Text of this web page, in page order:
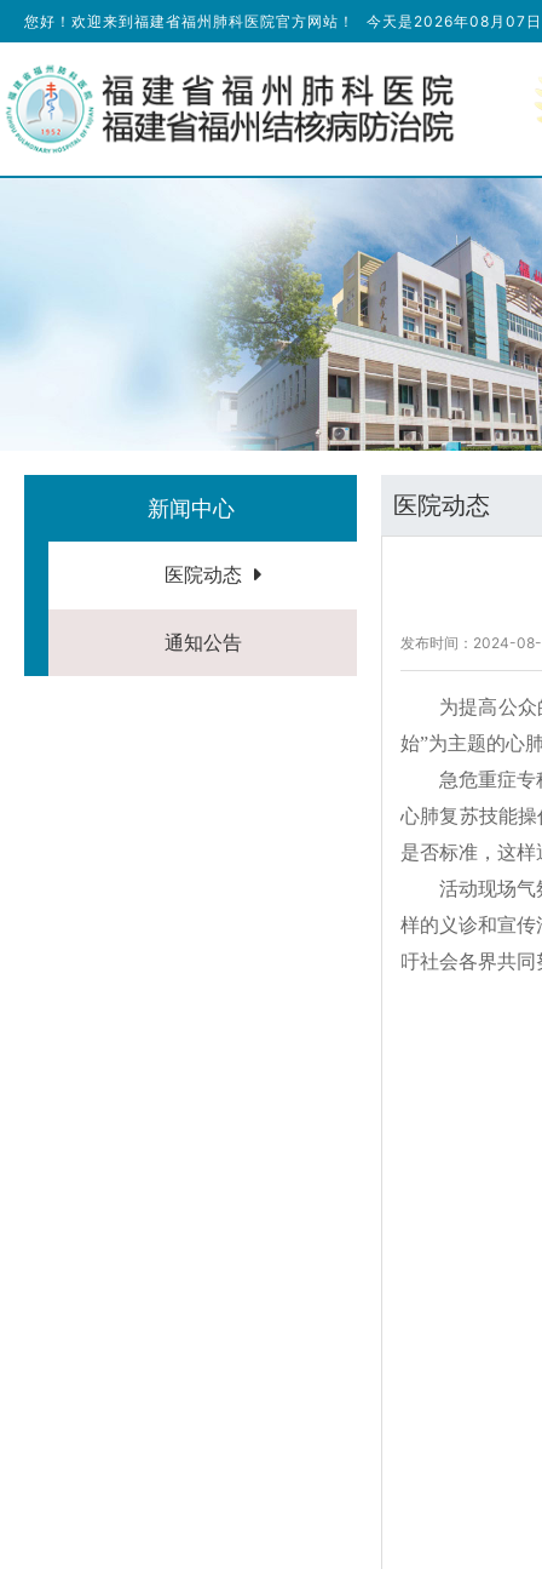
您好！欢迎来到福建省福州肺科医院官方网站！ 今天是 2026年08月07
新闻中心
医院动态
通知公告
医院动态
发布时间：2024-
为提高公
始”为主题的心
急危重症
心肺复苏技能
是否标准，这
活动现场气
样的义诊和宣
吁社会各界共